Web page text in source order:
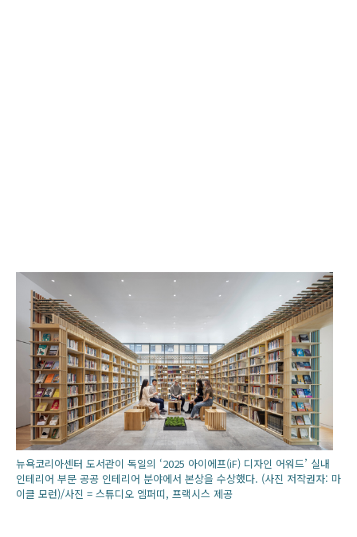
뉴욕코리아센터 도서관이 독일의 ‘2025 아이에프(iF) 디자인 어워드’ 실내
인테리어 부문 공공 인테리어 분야에서 본상을 수상했다. (사진 저작권자: 마
이클 모런)/사진 = 스튜디오 엠퍼띠, 프랙시스 제공